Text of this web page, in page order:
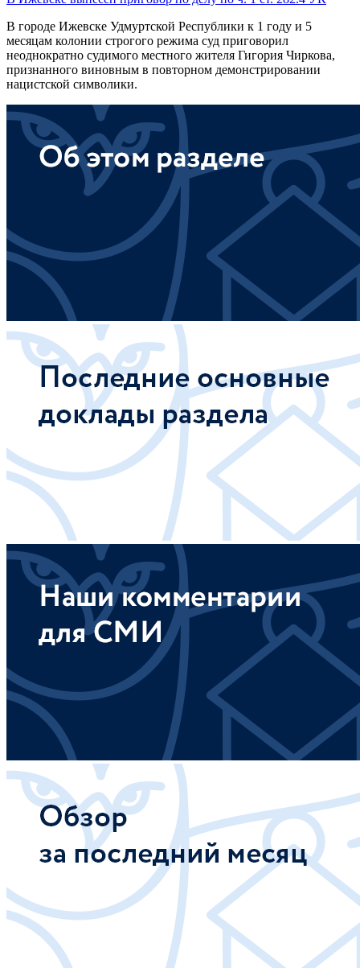
В городе Ижевске Удмуртской Республики к 1 году и 5
месяцам колонии строгого режима суд приговорил
неоднократно судимого местного жителя Гигория Чиркова,
признанного виновным в повторном демонстрировании
нацистской символики.